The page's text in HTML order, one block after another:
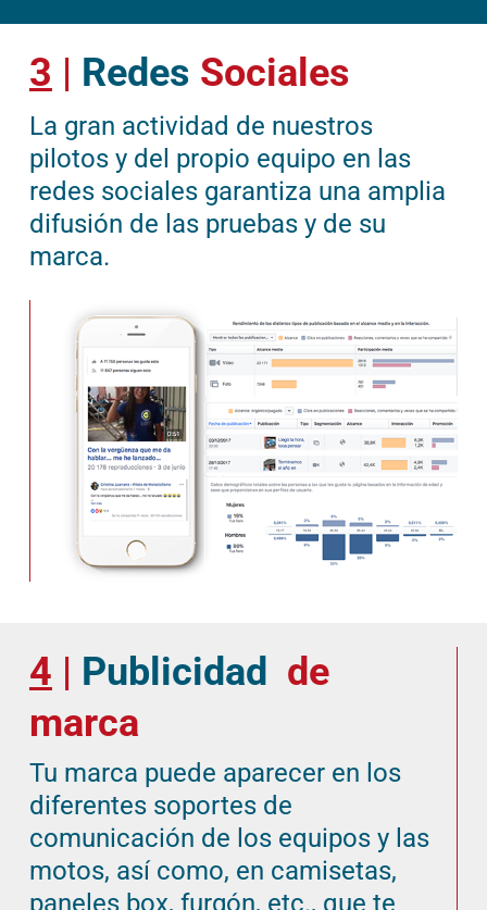
3 | Redes Sociales
La gran actividad de nuestros
pilotos y del propio equipo en las
redes sociales garantiza una amplia
difusión de las pruebas y de su
marca.
4 | Publicidad de
marca
Tu marca puede aparecer en los
diferentes soportes de
comunicación de los equipos y las
motos, así como, en camisetas,
paneles box, furgón, etc., que te